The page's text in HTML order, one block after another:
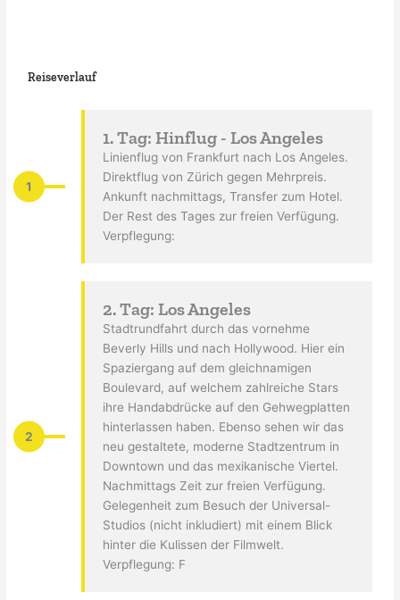
Reiseverlauf
1
1. Tag: Hinflug - Los Angeles
Linienflug von Frankfurt nach Los Angeles.
Direktflug von Zürich gegen Mehrpreis.
Ankunft nachmittags, Transfer zum Hotel.
Der Rest des Tages zur freien Verfügung.
Verpflegung:
2
2. Tag: Los Angeles
Stadtrundfahrt durch das vornehme
Beverly Hills und nach Hollywood. Hier ein
Spaziergang auf dem gleichnamigen
Boulevard, auf welchem zahlreiche Stars
ihre Handabdrücke auf den Gehwegplatten
hinterlassen haben. Ebenso sehen wir das
neu gestaltete, moderne Stadtzentrum in
Downtown und das mexikanische Viertel.
Nachmittags Zeit zur freien Verfügung.
Gelegenheit zum Besuch der Universal-
Studios (nicht inkludiert) mit einem Blick
hinter die Kulissen der Filmwelt.
Verpflegung: F